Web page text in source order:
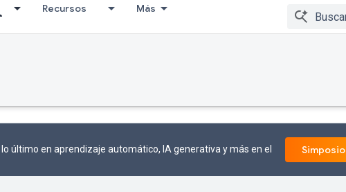
Recursos Más
último en aprendizaje automático, IA generativa y más en el Simposio